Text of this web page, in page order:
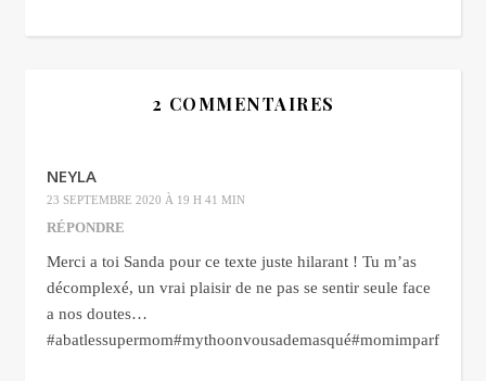
2 COMMENTAIRES
NEYLA
23 SEPTEMBRE 2020 À 19 H 41 MIN
RÉPONDRE
Merci a toi Sanda pour ce texte juste hilarant ! Tu m’as
décomplexé, un vrai plaisir de ne pas se sentir seule face
a nos doutes…